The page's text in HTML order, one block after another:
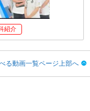
紹介
る動画一覧ページ上部へ